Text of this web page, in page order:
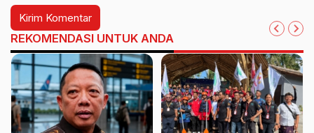
REKOMENDASI UNTUK ANDA